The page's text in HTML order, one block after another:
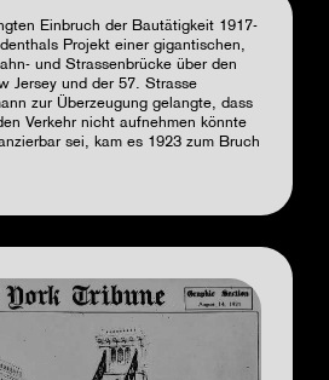
Einbruch der Bautätigkeit 1917-
Projekt einer gigantischen,
und Strassenbrücke über den
Jersey und der 57. Strasse
zur Überzeugung gelangte, dass
Verkehr nicht aufnehmen könnte
sei, kam es 1923 zum Bruch